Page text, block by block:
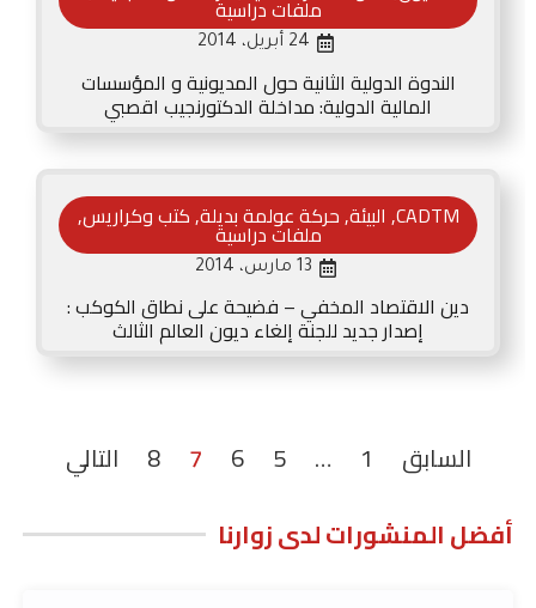
أفضل المنشورات لدى زوارنا
ملفات دراسية
24 أبريل، 2014
الندوة الدولية الثانية حول المديونية و المؤسسات
المالية الدولية: مداخلة الدكتورنجيب اقصبي
CADTM
, البيئة,حركة عولمة بديلة,كتب وكراريس,
ملفات دراسية
13 مارس، 2014
دين الاقتصاد المخفي – فضيحة على نطاق الكوكب :
إصدار جديد للجنة إلغاء ديون العالم الثالث
السابق 1
…
5
6
7
8 التالي